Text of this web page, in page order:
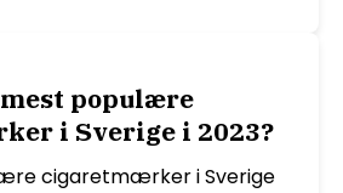
populære
i Sverige i 2023?
cigaretmærker i Sverige